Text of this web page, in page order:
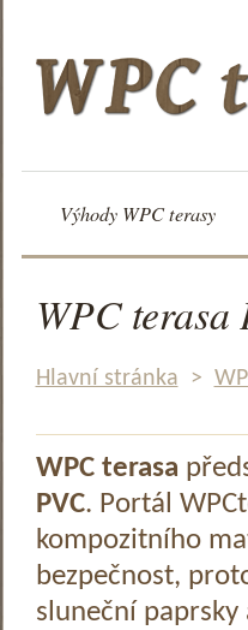
Výhody WPC terasy
WPC terasa
Hlavní stránka >
WPC terasa
PVC. Portál
kompozitního
bezpečnost,
sluneční